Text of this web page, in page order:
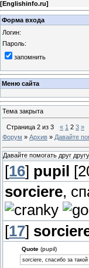
[Englishinfo.ru]
Форма входа
Логин:
Пароль:
запомнить
Меню сайта
Тема закрыта
Страница 2 из 3 « 1 2 3 »
Форум » Архив » Давайте
Давайте помогать друг
[16] pupil
sorciere,
[17]
Quote(pupil)
sorciere, спасибо за